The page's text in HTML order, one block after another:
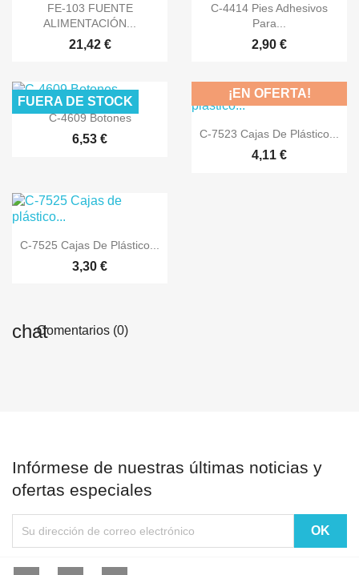
 Vista rápida
FE-103 FUENTE
ALIMENTACIÓN...
21,42 €
 Vista rápida
C-4414 Pies Adhesivos
Para...
2,90 €
 Vista rápida
C-4609 Botones
6,53 €
FUERA DE STOCK
 Vista rápida
C-7523 Cajas De Plástico...
4,11 €
¡EN OFERTA!
 Vista rápida
C-7525 Cajas De Plástico...
3,30 €
Comentarios (0)
Infórmese de nuestras últimas noticias y
ofertas especiales